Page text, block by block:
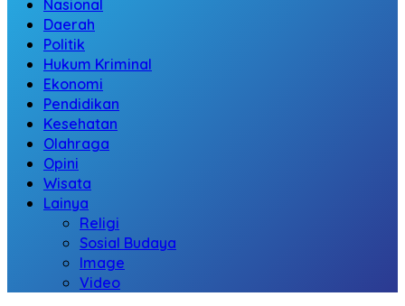
Nasional
Daerah
Politik
Hukum Kriminal
Ekonomi
Pendidikan
Kesehatan
Olahraga
Opini
Wisata
Lainya
Religi
Sosial Budaya
Image
Video